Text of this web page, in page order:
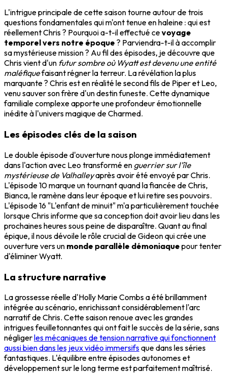
L'intrigue principale de cette saison tourne autour de trois
questions fondamentales qui m'ont tenue en haleine : qui est
réellement Chris ? Pourquoi a-t-il effectué cevoyage
temporel vers notre époque ? Parviendra-t-il à accomplir
sa mystérieuse mission ? Au fil des épisodes, je découvre que
Chris vient d'un futur sombre où Wyatt est devenu une entité
maléfiquefaisant régner la terreur. La révélation la plus
marquante ? Chris est en réalité le second fils de Piper et Leo,
venu sauver son frère d'un destin funeste. Cette dynamique
familiale complexe apporte une profondeur émotionnelle
inédite à l'univers magique de Charmed.
Les épisodes clés de la saison
Le double épisode d'ouverture nous plonge immédiatement
dans l'action avec Leo transformé en guerrier sur l'île
mystérieuse de Valhalleyaprès avoir été envoyé par Chris.
L'épisode 10 marque un tournant quand la fiancée de Chris,
Bianca, le ramène dans leur époque et lui retire ses pouvoirs.
L'épisode 16 "L'enfant de minuit" m'a particulièrement touchée
lorsque Chris informe que sa conception doit avoir lieu dans les
prochaines heures sous peine de disparaître. Quant au final
épique, il nous dévoile le rôle crucial de Gideon qui crée une
ouverture vers un monde parallèle démoniaque pour tenter
d'éliminer Wyatt.
La structure narrative
La grossesse réelle d'Holly Marie Combs a été brillamment
intégrée au scénario, enrichissant considérablement l'arc
narratif de Chris. Cette saison renoue avec les grandes
intrigues feuilletonnantes qui ont fait le succès de la série, sans
négligerles mécaniques de tension narrative qui fonctionnent
aussi bien dans les jeux vidéo immersifsque dans les séries
fantastiques. L'équilibre entre épisodes autonomes et
développement sur le long terme est parfaitement maîtrisé.